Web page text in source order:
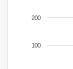
100
200